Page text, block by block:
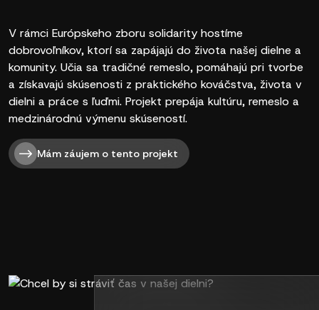
V rámci Európskeho zboru solidarity hostíme
dobrovoľníkov, ktorí sa zapájajú do života našej dielne a
komunity. Učia sa tradičné remeslo, pomáhajú pri tvorbe
a získavajú skúsenosti z praktického kováčstva, života v
dielni a práce s ľuďmi. Projekt prepája kultúru, remeslo a
medzinárodnú výmenu skúseností.
Mám záujem o tento projekt